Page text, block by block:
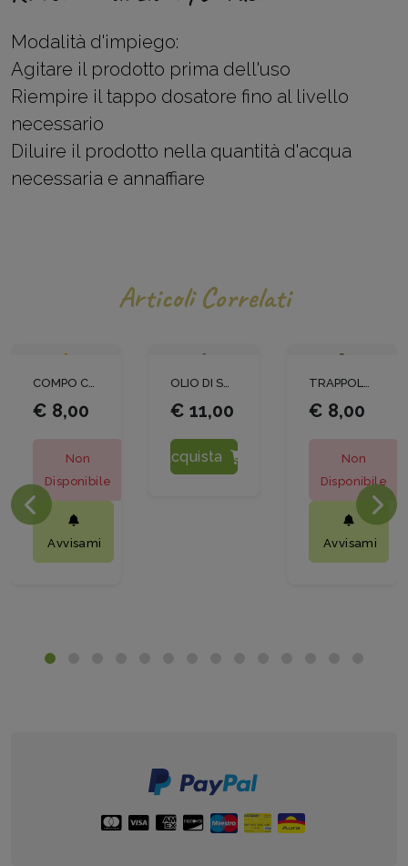
Modalità d'impiego:
Agitare il prodotto prima dell'uso
Riempire il tappo dosatore fino al livello
necessario
Diluire il prodotto nella quantità d'acqua
necessaria e annaffiare
Articoli Correlati
COMPO CONCIME UNIVERSALE LT 1
€ 8,00
Non
Disponibile
Avvisami
OLIO DI SOIA LT 1
€ 11,00
Acquista
TRAPPOLA PER TIGNOLA ORIENTALE E CARPOCAPSA DEL MELO
€ 8,00
Non
Disponibile
Avvisami